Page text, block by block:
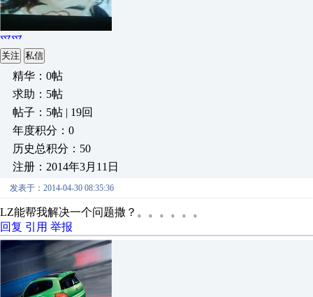
爫爫
关注 私信
精华：0帖
求助：5帖
帖子：5帖 | 19回
年度积分：0
历史总积分：50
注册：2014年3月11日
发表于：2014-04-30 08:35:36
LZ能帮我解决一个问题撒？。。。。。。
回复 引用 举报